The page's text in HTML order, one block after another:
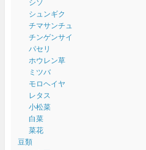
シュンギク
チマサンチュ
チンゲンサイ
パセリ
ホウレン草
ミツバ
モロヘイヤ
レタス
小松菜
白菜
菜花
豆類